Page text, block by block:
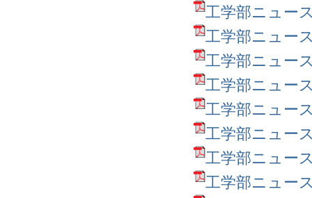
工学部ニュー
工学部ニュー
工学部ニュー
工学部ニュー
工学部ニュー
工学部ニュー
工学部ニュー
工学部ニュー